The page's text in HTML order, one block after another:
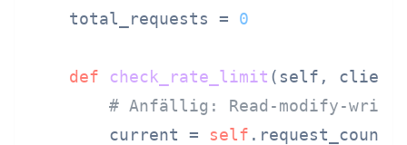
    total_requests =
0
def check_rate_limit ( self,
# Anfällig: Read-modify-write
        current =
self